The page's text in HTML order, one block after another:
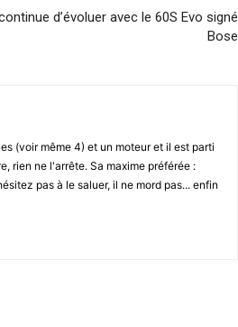
d’évoluer avec le 60S Evo signé
Bose
(voir même 4) et un moteur et il est parti
rien ne l'arrête. Sa maxime préférée :
pas à le saluer, il ne mord pas... enfin